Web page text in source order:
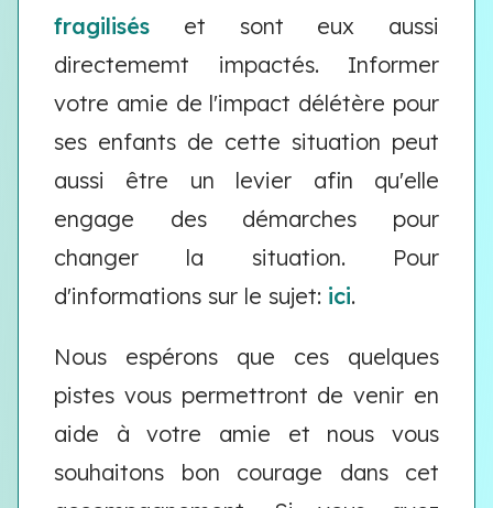
fragilisés et sont eux aussi
directememt impactés. Informer
votre amie de l'impact délétère pour
ses enfants de cette situation peut
aussi être un levier afin qu'elle
engage des démarches pour
changer la situation. Pour
d'informations sur le sujet: ici.
Nous espérons que ces quelques
pistes vous permettront de venir en
aide à votre amie et nous vous
souhaitons bon courage dans cet